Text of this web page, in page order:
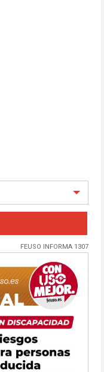
FEUSO INFORMA 1307